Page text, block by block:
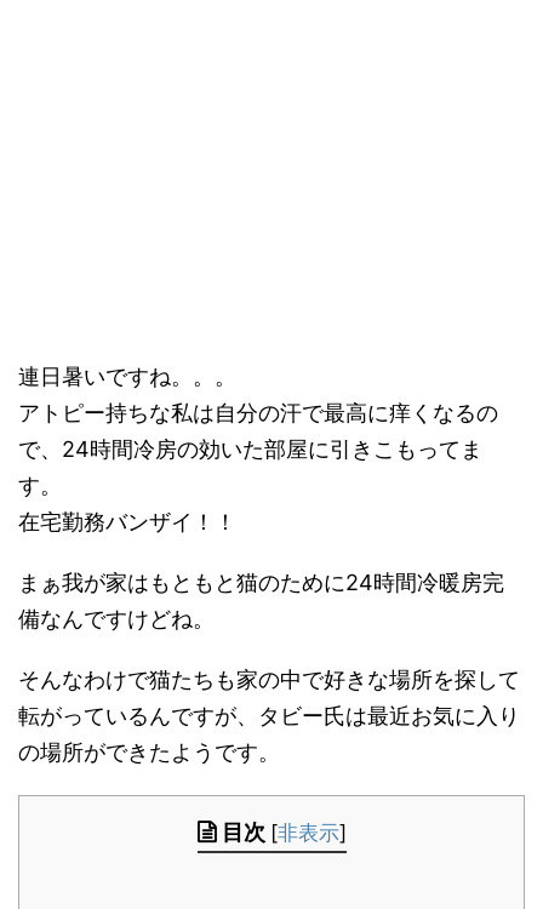
連日暑いですね。。。
アトピー持ちな私は自分の汗で最高に痒くなるの
で、24時間冷房の効いた部屋に引きこもってま
す。
在宅勤務バンザイ！！
まぁ我が家はもともと猫のために24時間冷暖房完
備なんですけどね。
そんなわけで猫たちも家の中で好きな場所を探して
転がっているんですが、タビー氏は最近お気に入り
の場所ができたようです。
目次 [非表示]